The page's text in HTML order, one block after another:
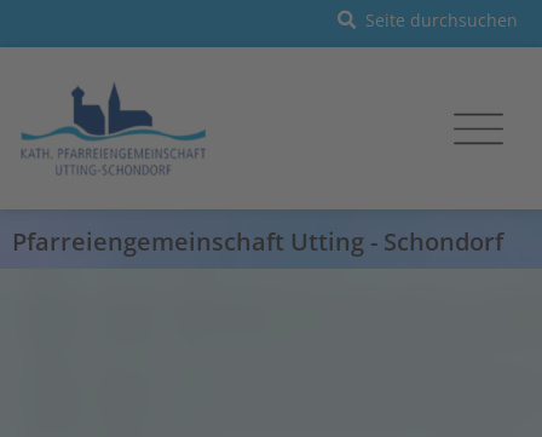
Pfarreiengemeinschaft Utting - Schondorf